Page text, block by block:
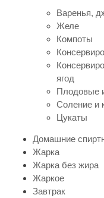
Варенья,
Желе
Компоты
ягод
Плодовые
Соление и
Цукаты
Домашние
Жарка
Жарка без жира
Жаркое
Завтрак